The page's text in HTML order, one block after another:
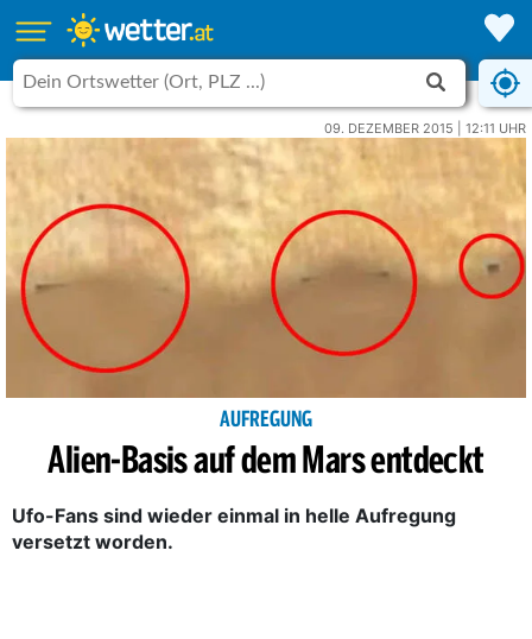
09. DEZEMBER 2015 | 12:11 UHR
AUFREGUNG
Alien-Basis auf dem Mars entdeckt
Ufo-Fans sind wieder einmal in helle Aufregung
versetzt worden.